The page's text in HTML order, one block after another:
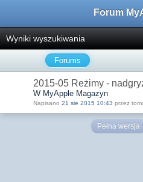
Forum
Wyniki wyszukiwania
Forums
2015-05 Reżimy -
W MyApple Magazyn
Napisano 21 sie 2015 10:43 przez
Pełna wersja